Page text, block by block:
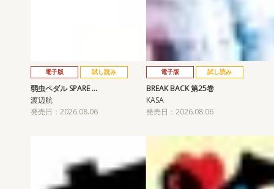
電子版 試し読み
弱虫ペダル SPARE …
渡辺航
発売日：2026.08.06
電子版 試し読み
BREAK BACK 第25巻
KASA
発売日：2026.08.06